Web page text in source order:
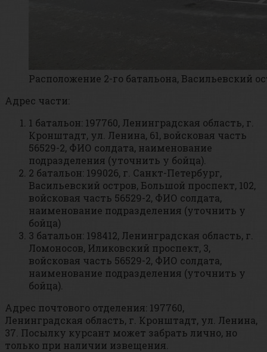
Расположение 2-го батальона, Васильевский
Адрес части:
1 батальон: 197760, Ленинградская область, г.
Кронштадт, ул. Ленина, 61, войсковая часть
56529-2, ФИО солдата, наименование
подразделения (уточнить у бойца).
2 батальон: 199026, г. Санкт-Петербург,
Васильевский остров, Большой проспект, 102,
войсковая часть 56529-2, ФИО солдата,
наименование подразделения (уточнить у
бойца)
3 батальон: 198412, Ленинградская область, г.
Ломоносов, Иликовский проспект, 3,
войсковая часть 56529-2, ФИО солдата,
наименование подразделения (уточнить у
бойца).
Адрес почтового отделения: 197760,
Ленинградская область, г. Кронштадт, ул. Ленина,
37. Посылку курсант может забрать лично, но
только при наличии извещения.